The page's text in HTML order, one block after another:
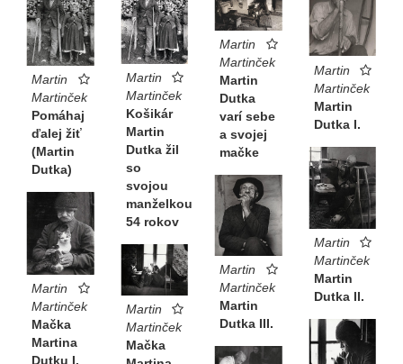
Martin
Martinček
Pomáhaj
ďalej žiť
(Martin
Dutka)
Martin
Martinček
Košikár
Martin
Dutka žil
so
svojou
manželkou
54 rokov
Martin
Martinček
Martin
Dutka
varí sebe
a svojej
mačke
Martin
Martinček
Martin
Dutka I.
Martin
Martinček
Martin
Dutka II.
Martin
Martinček
Martin
Dutka III.
Martin
Martinček
Mačka
Martina
Dutku I.
Martin
Martinček
Mačka